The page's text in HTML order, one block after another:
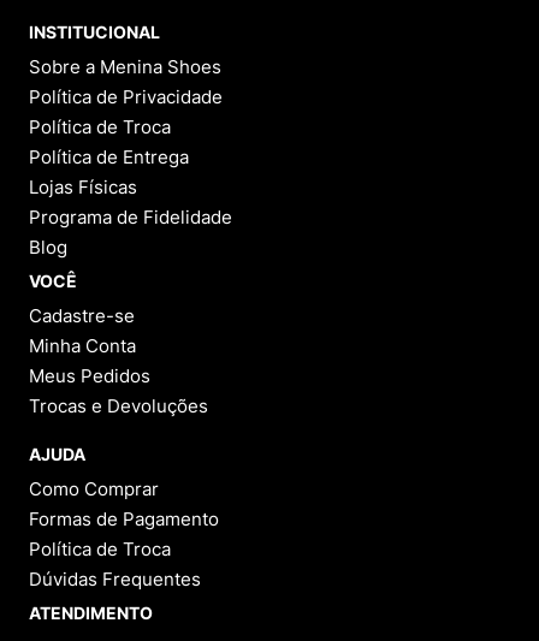
INSTITUCIONAL
Sobre a Menina Shoes
Política de Privacidade
Política de Troca
Política de Entrega
Lojas Físicas
Programa de Fidelidade
Blog
VOCÊ
Cadastre-se
Minha Conta
Meus Pedidos
Trocas e Devoluções
AJUDA
Como Comprar
Formas de Pagamento
Política de Troca
Dúvidas Frequentes
ATENDIMENTO